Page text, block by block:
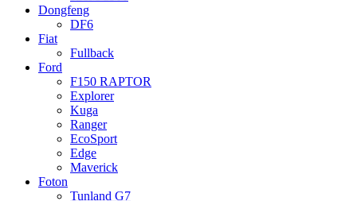
Dongfeng
DF6
Fiat
Fullback
Ford
F150 RAPTOR
Explorer
Kuga
Ranger
EcoSport
Edge
Maverick
Foton
Tunland G7